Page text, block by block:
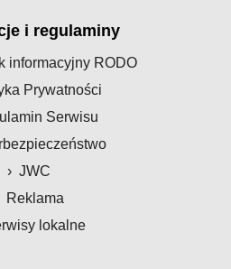
i regulaminy
informacyjny RODO
Prywatności
Serwisu
JWC
Reklama
lokalne